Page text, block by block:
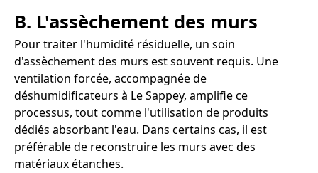
B. L'assèchement des murs
Pour traiter l'humidité résiduelle, un soin
d'assèchement des murs est souvent requis. Une
ventilation forcée, accompagnée de
déshumidificateurs à Le Sappey, amplifie ce
processus, tout comme l'utilisation de produits
dédiés absorbant l'eau. Dans certains cas, il est
préférable de reconstruire les murs avec des
matériaux étanches.